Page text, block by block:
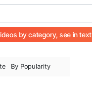
by category, see in text
By Popularity